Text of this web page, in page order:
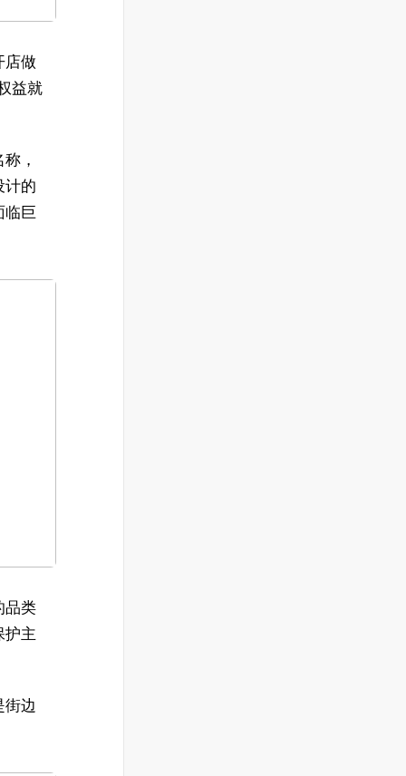
店做
益就
，
计的
临巨
品类
护主
街边